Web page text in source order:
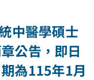
中醫學碩士
公告，即日
為115年1月